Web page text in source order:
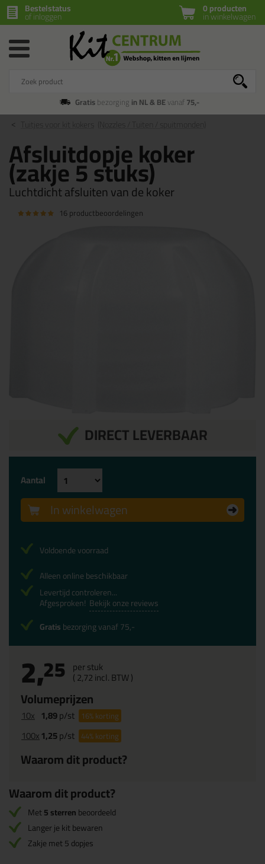
0 producten
in winkelwagen
Bestelstatus
of inloggen
Gratisbezorging in NL & BEvanaf75,-
Afsluitdopje koker
(zakje 5 stuks)
Luchtdicht afsluiten van de koker
16 productbeoordelingen
DIRECT LEVERBAAR
2,25 per stuk
(2,72incl. BTW )
Volumeprijzen
10x 1,89p/st 16%korting
100x1,25p/st 44%korting
Waarom dit product?
Aantal
In winkelwagen
Voldoende voorraad
Alleen online beschikbaar
Levertijd controleren...
Afgesproken! Bekijk onze reviews
Gratisbezorging vanaf 75,-
Waarom dit product?
Met5 sterrenbeoordeeld
Langer je kit bewaren
Zakje met 5 dopjes